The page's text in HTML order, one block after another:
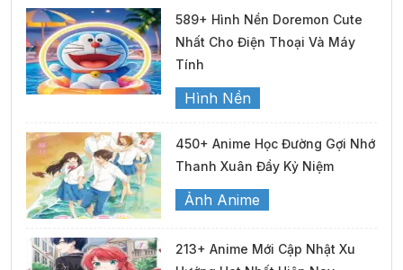
589+ Hình Nền Doremon Cute
Nhất Cho Điện Thoại Và Máy
Tính
Hình Nền
450+ Anime Học Đường Gợi Nhớ
Thanh Xuân Đầy Kỷ Niệm
Ảnh Anime
213+ Anime Mới Cập Nhật Xu